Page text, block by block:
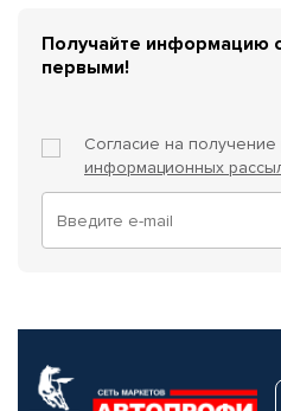
Получайте информацию
первыми!
Согласие на получение
информационных